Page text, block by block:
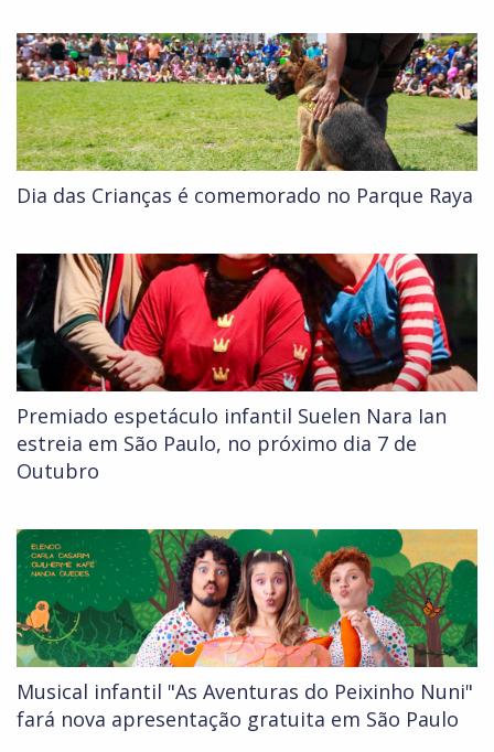
Dia das Crianças é comemorado no Parque Raya
Premiado espetáculo infantil Suelen Nara Ian
estreia em São Paulo, no próximo dia 7 de
Outubro
Musical infantil "As Aventuras do Peixinho Nuni"
fará nova apresentação gratuita em São Paulo